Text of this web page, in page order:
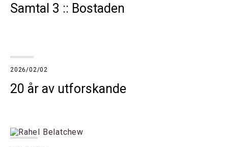
Samtal 3 :: Bostaden
2026/02/02
20 år av utforskande